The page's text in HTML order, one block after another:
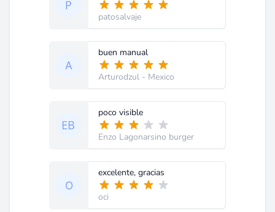
patosalvaje
buen manual
Arturodzul - Mexico
poco visible
Enzo Lagonarsino burger
excelente, gracias
oci